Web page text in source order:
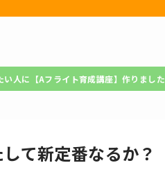
い人に【Aフライト育成講座】作りました
て新定番なるか？